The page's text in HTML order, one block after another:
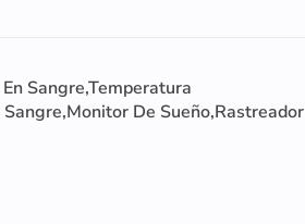
Sangre,Temperatura
De Sueño,Rastreador